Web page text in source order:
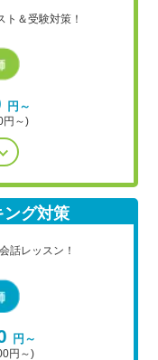
ト＆受験対策！
円～
円～)
ング対策
話レッスン！
円～
円～)